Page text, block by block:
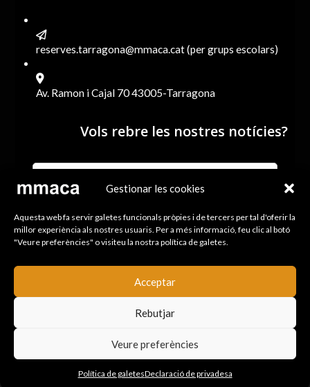
Gestionar les cookies
Aquesta web fa servir galetes funcionals pròpies i de tercers per tal d'oferir la
millor experiència als nostres usuaris. Per a més informació, feu clic al botó
"Veure preferències" o visiteu la nostra política de galetes.
Acceptar
Rebutjar
Veure preferències
Política de galetesDeclaració de privadesa
reserves.tarragona@mmaca.cat (per grups escolars)
Av. Ramon i Cajal 70 43005-Tarragona
Vols rebre les nostres notícies?
He llegit i accepto els termes i condicions de l’Avís legal i
la Política de Privacitat
Avís Legal i política de Privacitat|
de còpia